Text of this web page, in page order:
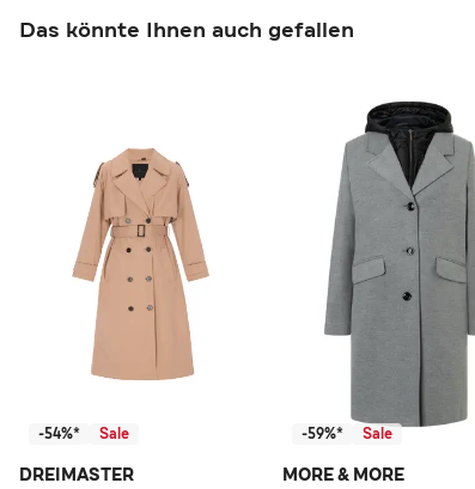
Das könnte Ihnen auch gefallen
-54%* Sale
DREIMASTER
-59%* Sale
MORE & MORE